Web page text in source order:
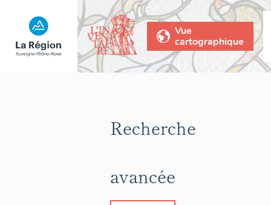
Vue
cartographique
Recherche
avancée